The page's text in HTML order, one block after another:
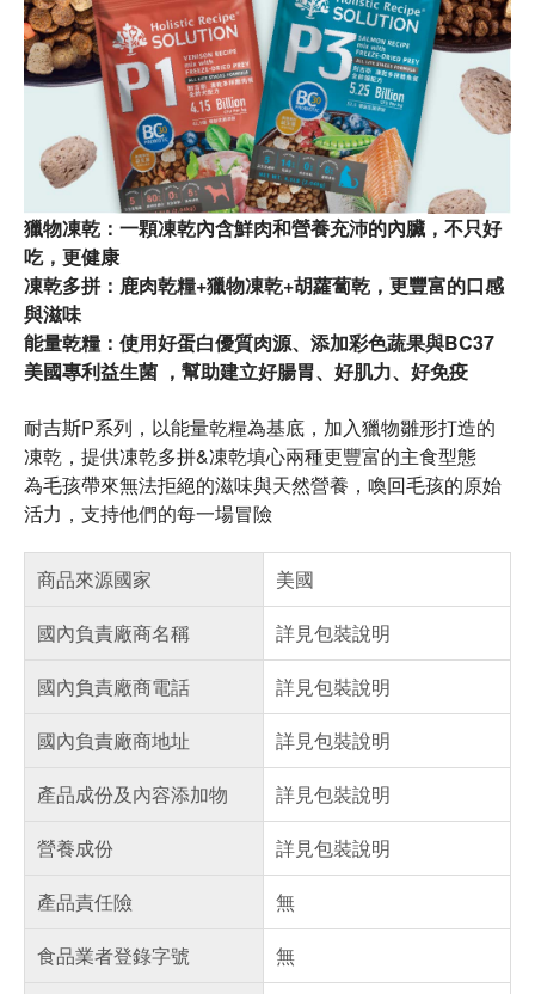
獵物凍乾：一顆凍乾內含鮮肉和營養充沛的內臟，不只好
吃，更健康
凍乾多拼：鹿肉乾糧+獵物凍乾+胡蘿蔔乾，更豐富的口感
與滋味
能量乾糧：使用好蛋白優質肉源、添加彩色蔬果與BC37
美國專利益生菌 ，幫助建立好腸胃、好肌力、好免疫
耐吉斯P系列，以能量乾糧為基底，加入獵物雛形打造的
凍乾，提供凍乾多拼&凍乾填心兩種更豐富的主食型態
為毛孩帶來無法拒絕的滋味與天然營養，喚回毛孩的原始
活力，支持他們的每一場冒險
商品來源國家
美國
國內負責廠商名稱
詳見包裝說明
國內負責廠商電話
詳見包裝說明
國內負責廠商地址
詳見包裝說明
產品成份及內容添加物
詳見包裝說明
營養成份
詳見包裝說明
產品責任險
無
食品業者登錄字號
無